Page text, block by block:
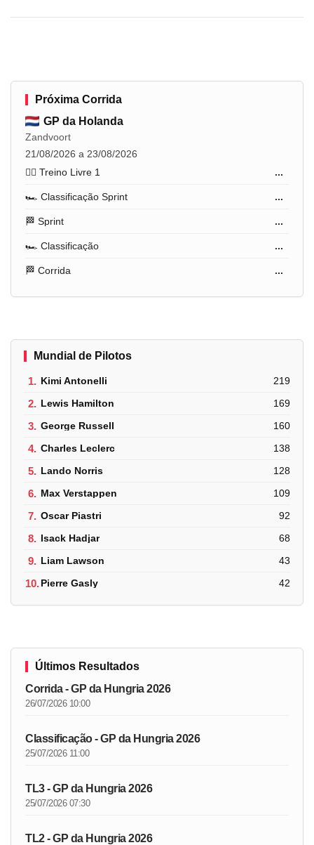
Próxima Corrida
GP da Holanda
Zandvoort
21/08/2026 a 23/08/2026
🏋️‍♂️ Treino Livre 1
...
🏎️ Classificação Sprint ...
🏁 Sprint ...
🏎️ Classificação ...
🏁 Corrida ...
Mundial de Pilotos
1. Kimi Antonelli 219
2. Lewis Hamilton 169
3. George Russell 160
4. Charles Leclerc 138
5. Lando Norris 128
6. Max Verstappen 109
7. Oscar Piastri 92
8. Isack Hadjar 68
9. Liam Lawson 43
10.Pierre Gasly 42
Últimos Resultados
Corrida - GP da Hungria 2026
26/07/2026 10:00
Classificação - GP da Hungria 2026
25/07/2026 11:00
TL3 - GP da Hungria 2026
25/07/2026 07:30
TL2 - GP da Hungria 2026